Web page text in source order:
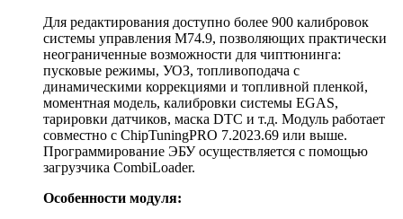
Для редактирования доступно более 900 калибровок
системы управления M74.9, позволяющих практически
неограниченные возможности для чиптюнинга:
пусковые режимы, УОЗ, топливоподача с
динамическими коррекциями и топливной пленкой,
моментная модель, калибровки системы EGAS,
тарировки датчиков, маска DTC и т.д. Модуль работает
совместно с ChipTuningPRO 7.2023.69 или выше.
Программирование ЭБУ осуществляется с помощью
загрузчика CombiLoader.
Особенности модуля: